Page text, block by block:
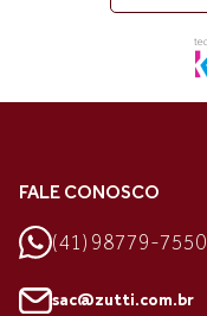
FALE CONOSCO
(41) 98779-7550
sac@zutti.com.br